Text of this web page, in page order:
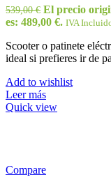
539,00€ El precio
es: 489,00 €. IVA
Scooter o patinete
ideal si prefieres ir de
Add to wishlist
Leer más
Quick view
Compare